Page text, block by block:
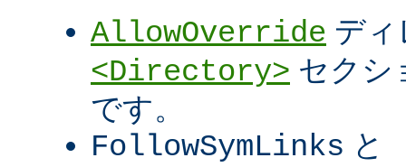
AllowOverride デ
<Directory> セクシ
です。
FollowSymLinks と